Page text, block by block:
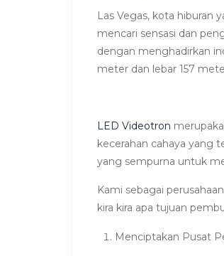
Las Vegas, kota hiburan
mencari sensasi dan
dengan menghadirkan
meter dan lebar 157
LED Videotron
kecerahan cahaya yang
yang sempurna untuk
Kami sebagai
kira kira apa tujuan
Menciptakan Pusat